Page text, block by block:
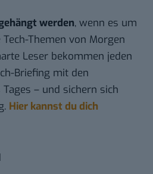
werden, wenn es um
Tech-Themen von Morgen
Leser bekommen jeden
Briefing mit den
– und sichern sich
Hier kannst du dich